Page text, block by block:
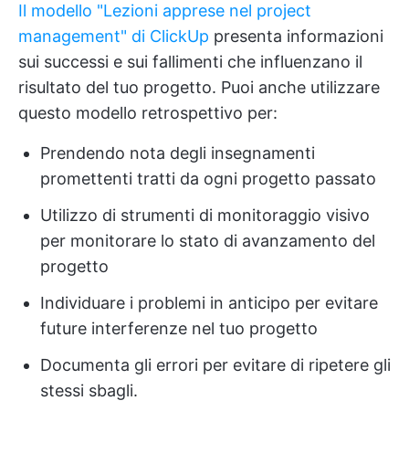
Il modello "Lezioni apprese nel project
management" di ClickUp presenta informazioni
sui successi e sui fallimenti che influenzano il
risultato del tuo progetto. Puoi anche utilizzare
questo modello retrospettivo per:
Prendendo nota degli insegnamenti
promettenti tratti da ogni progetto passato
Utilizzo di strumenti di monitoraggio visivo
per monitorare lo stato di avanzamento del
progetto
Individuare i problemi in anticipo per evitare
future interferenze nel tuo progetto
Documenta gli errori per evitare di ripetere gli
stessi sbagli.